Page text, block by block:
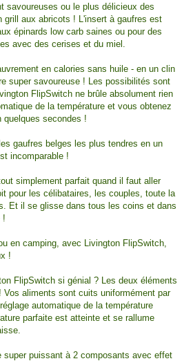
savoureuses ou le plus délicieux des
grill aux abricots ! L'insert à gaufres est
épinards low carb saines ou pour des
avec des cerises et du miel.
en calories sans huile - en un clin
super savoureuse ! Les possibilités sont
FlipSwitch ne brûle absolument rien
de la température et vous obtenez
secondes !
gaufres belges les plus tendres en un
incomparable !
simplement parfait quand il faut aller
pour les célibataires, les couples, toute la
Et il se glisse dans tous les coins et dans
!
en camping, avec Livington FlipSwitch,
!
FlipSwitch si génial ? Les deux éléments
aliments sont cuits uniformément par
automatique de la température
parfaite est atteinte et se rallume
super puissant à 2 composants avec effet